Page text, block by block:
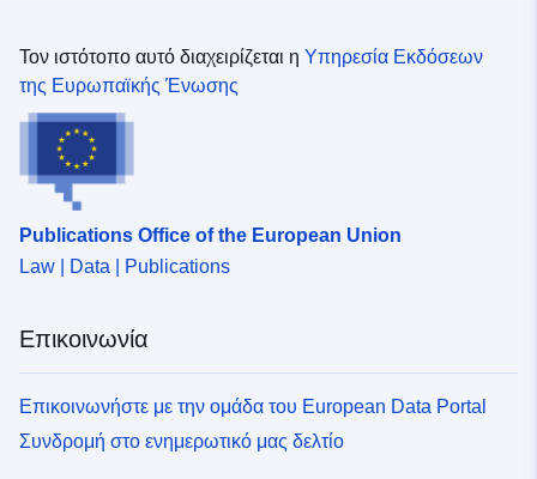
Τον ιστότοπο αυτό διαχειρίζεται η Υπηρεσία Εκδόσεων
της Ευρωπαϊκής Ένωσης
Publications Office of the European Union
Law | Data | Publications
Επικοινωνία
Επικοινωνήστε με την ομάδα του European Data Portal
Συνδρομή στο ενημερωτικό μας δελτίο